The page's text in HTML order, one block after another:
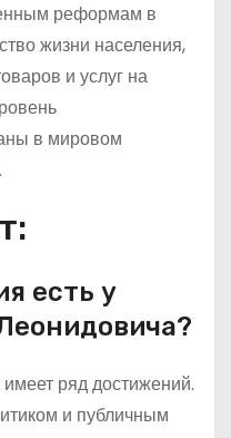
реформам в
жизни населения,
и услуг на
в мировом
есть у
ряд достижений.
и публичным